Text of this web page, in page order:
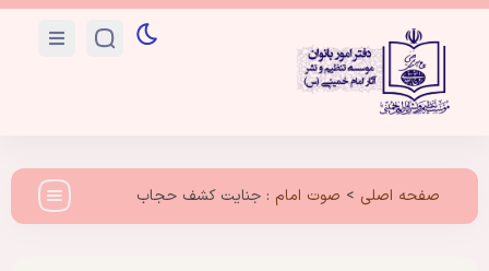
صفحه اصلی > صوت امام : جنایت کشف حجاب